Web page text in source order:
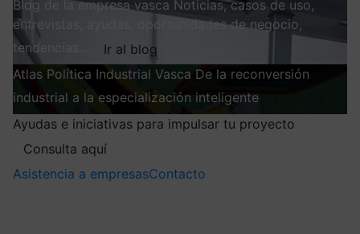
Blog de la empresa vasca Noticias, casos de uso,
entrevistas, ayudas, oportunidades de negocio,
tendencias…
Ir al blog
Atlas Política Industrial Vasca De la reconversión
industrial a la especialización inteligente
Ayudas e iniciativas para impulsar tu proyecto
Consulta aquí
Asistencia a empresasContacto